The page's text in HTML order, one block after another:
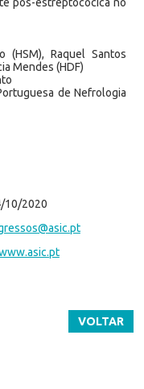
(HSM), Raquel Santos
Mendes (HDF)
de Nefrologia
10/2020
VOLTAR